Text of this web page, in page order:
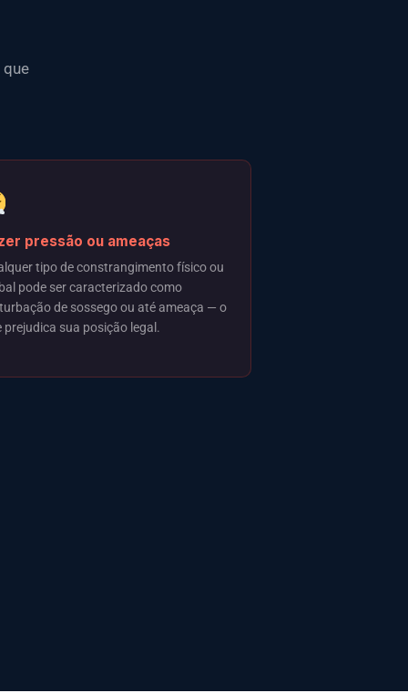
pressão ou ameaças
tipo de constrangimento físico ou
pode ser caracterizado como
de sossego ou até ameaça — o
prejudica sua posição legal.